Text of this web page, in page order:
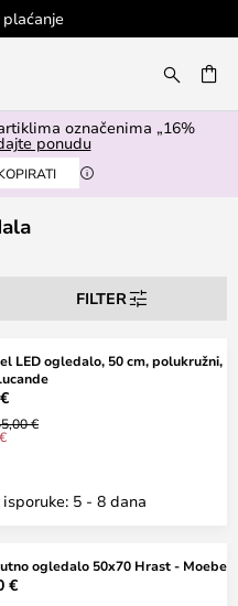
označenima „16%
ponudu
FILTER
LED ogledalo, 50 cm, polukružni,
€
isporuke: 5 - 8 dana
ogledalo 50x70 Hrast - Moebe
€